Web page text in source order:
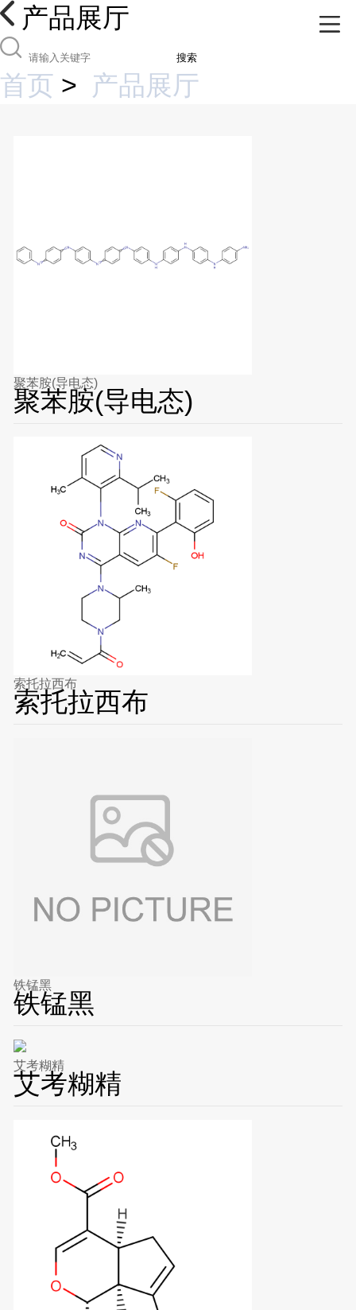
产品展厅
搜索
首页 > 产品展厅
聚苯胺(导电态)
聚苯胺(导电态)
索托拉西布
索托拉西布
铁锰黑
铁锰黑
艾考糊精
艾考糊精